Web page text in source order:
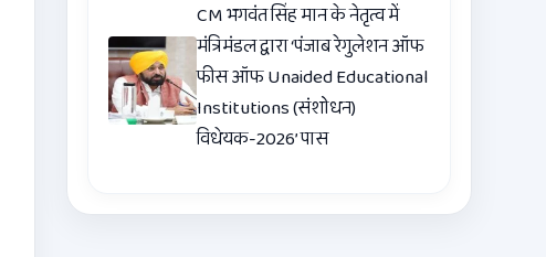
CM भगवंत सिंह मान के नेतृत्व में
मंत्रिमंडल द्वारा ‘पंजाब रेगुलेशन ऑफ
फीस ऑफ Unaided Educational
Institutions (संशोधन)
विधेयक-2026’ पास